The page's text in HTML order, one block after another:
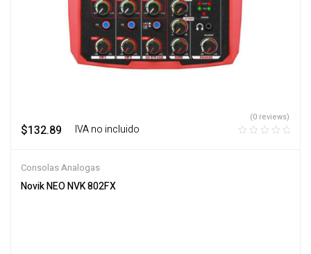
$132.89 ‎ ‎ ‎ IVA no incluido
(0 reviews)
Consolas Analogas
Novik NEO NVK 802FX